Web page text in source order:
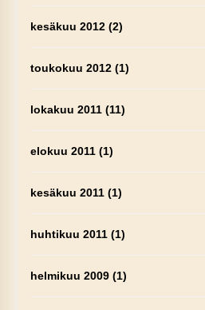
kesäkuu 2012(2)
toukokuu 2012(1)
lokakuu 2011(11)
elokuu 2011(1)
kesäkuu 2011(1)
huhtikuu 2011(1)
helmikuu 2009(1)